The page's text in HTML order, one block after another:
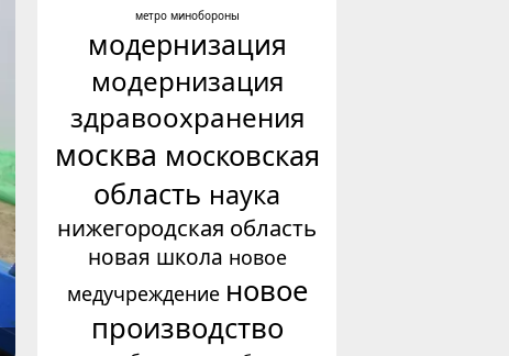
метро минобороны
модернизация
модернизация
здравоохранения
москва московская
область наука
нижегородская область
новая школа новое
медучреждение новое
производство